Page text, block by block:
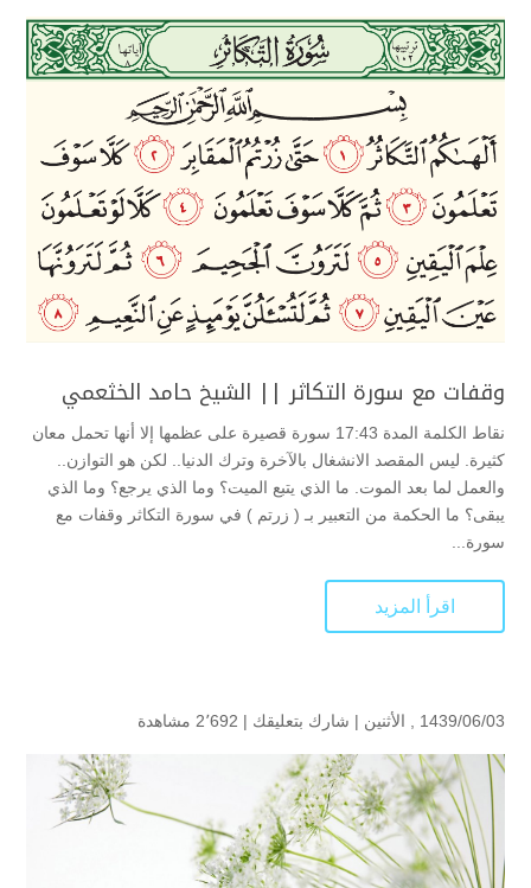
وقفات مع سورة التكاثر || الشيخ حامد الخثعمي
نقاط الكلمة المدة 17:43 سورة قصيرة على عظمها إلا أنها تحمل معان
كثيرة. ليس المقصد الانشغال بالآخرة وترك الدنيا.. لكن هو التوازن..
والعمل لما بعد الموت. ما الذي يتبع الميت؟ وما الذي يرجع؟ وما الذي
يبقى؟ ما الحكمة من التعبير بـ ( زرتم ) في سورة التكاثر وقفات مع
سورة...
اقرأ المزيد
1439/06/03 , الأثنين | شارك بتعليقك | 2٬692 مشاهدة